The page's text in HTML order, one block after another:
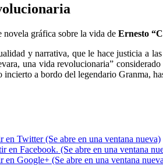
novela gráfica sobre la vida de Ernesto
y narrativa, quele hace justicia a
una vida revolucionaria” considerado
incierto a bordo del legendario Granma,
en Twitter (Se abre en una ventana nueva)
en Facebook. (Se abre en una ventana
en Google+ (Se abre en una ventana